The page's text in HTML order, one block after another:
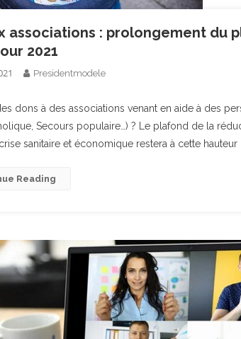
associations : prolongement du
2021
Presidentmodele
dons à des associations venant en aide à des
Secours populaire…) ? Le plafond de la
sanitaire et économique restera à cette
Reading